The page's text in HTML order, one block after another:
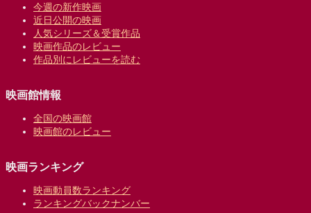
今週の新作映画
近日公開の映画
人気シリーズ＆受賞作品
映画作品のレビュー
作品別にレビューを読む
映画館情報
全国の映画館
映画館のレビュー
映画ランキング
映画動員数ランキング
ランキングバックナンバー